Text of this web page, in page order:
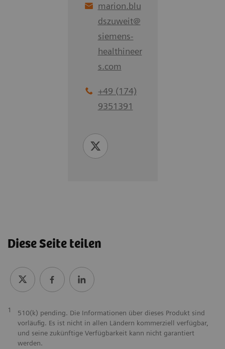
marion.blu
dszuweit@
siemens-
healthineer
s.com
+49 (174)
9351391
Diese Seite teilen
1
510(k) pending. Die Informationen über dieses Produkt sind
vorläufig. Es ist nicht in allen Ländern kommerziell verfügbar,
und seine zukünftige Verfügbarkeit kann nicht garantiert
werden.